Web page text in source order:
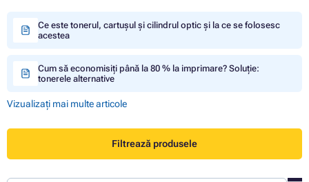
Ce este tonerul, cartușul și cilindrul optic și la ce se folosesc
acestea
Cum să economisiți până la 80 % la imprimare? Soluție:
tonerele alternative
Vizualizați mai multe articole
Filtrează produsele